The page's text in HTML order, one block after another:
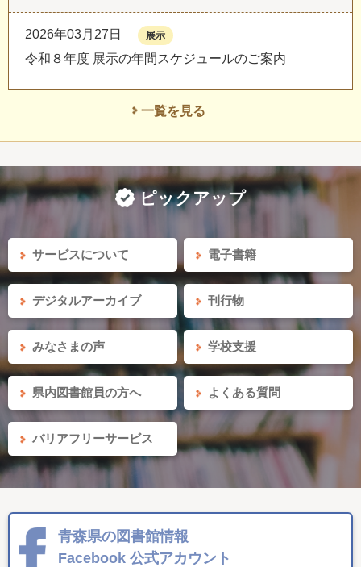
2026年03月27日 展示
令和８年度 展示の年間スケジュールのご案内
一覧を見る
ピックアップ
サービスについて 電子書籍
デジタルアーカイブ 刊行物
みなさまの声 学校支援
県内図書館員の方へ よくある質問
バリアフリーサービス
青森県の図書館情報
Facebook 公式アカウント